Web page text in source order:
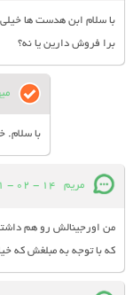
با سلام ابن هدست ها خیلی
برا فروش دارین یا نه؟
با سلام.
مریم 14 - 02 - 1401
من اورجینالش رو هم
که با توجه به مبلغش که